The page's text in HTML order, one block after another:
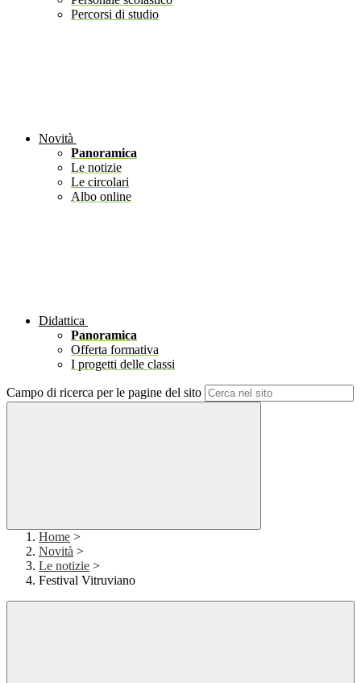
Percorsi di studio
Novità
Panoramica
Le notizie
Le circolari
Albo online
Didattica
Panoramica
Offerta formativa
I progetti delle classi
Campo di ricerca per le pagine del sito
Home >
Novità >
Le notizie >
Festival Vitruviano